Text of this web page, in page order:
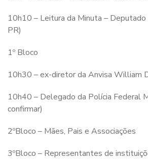
10h10 – Leitura da Minuta – Deputado
PR)
1º Bloco
10h30 – ex-diretor da Anvisa William
10h40 – Delegado da Polícia Federal
confirmar)
2ºBloco – Mães, Pais e Associações
3ºBloco – Representantes de